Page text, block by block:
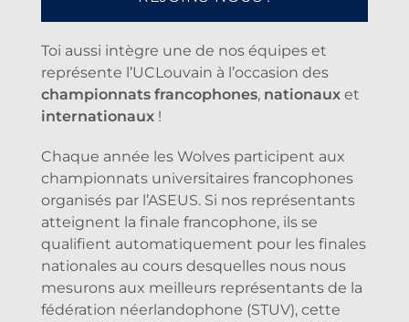
Toi aussi intègre une de nos équipes et
représente l’UCLouvain à l’occasion des
championnats francophones, nationaux et
internationaux !
Chaque année les Wolves participent aux
championnats universitaires francophones
organisés par l’ASEUS. Si nos représentants
atteignent la finale francophone, ils se
qualifient automatiquement pour les finales
nationales au cours desquelles nous nous
mesurons aux meilleurs représentants de la
fédération néerlandophone (STUV), cette